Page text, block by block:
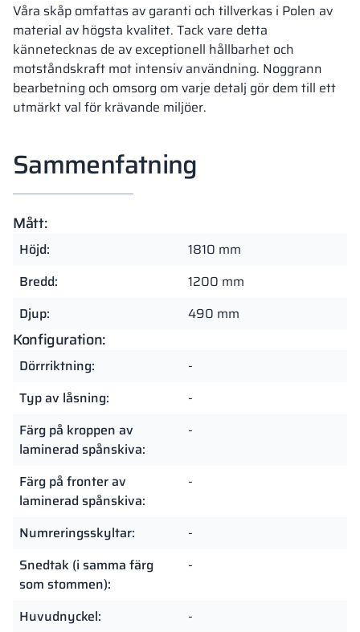
Våra skåp omfattas av garanti och tillverkas i Polen av
material av högsta kvalitet. Tack vare detta
kännetecknas de av exceptionell hållbarhet och
motståndskraft mot intensiv användning. Noggrann
bearbetning och omsorg om varje detalj gör dem till ett
utmärkt val för krävande miljöer.
Sammenfatning
Mått:
Höjd:
1810 mm
Bredd:
1200 mm
Djup:
490 mm
Konfiguration:
Dörrriktning:
-
Typ av låsning:
-
Färg på kroppen av
laminerad spånskiva:
-
Färg på fronter av
laminerad spånskiva:
-
Numreringsskyltar:
-
Snedtak (i samma färg
som stommen):
-
Huvudnyckel:
-